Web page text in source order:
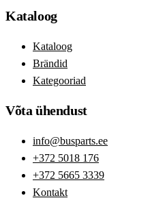
Kataloog
Kataloog
Brändid
Kategooriad
Võta ühendust
info@busparts.ee
+372 5018 176
+372 5665 3339
Kontakt